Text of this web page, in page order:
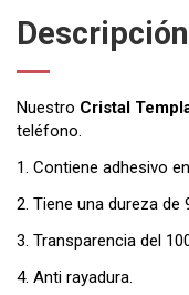
Descripción
Nuestro Cristal
teléfono.
1. Contiene adhesivo
2. Tiene una dureza de
3. Transparencia del
4. Anti rayadura.